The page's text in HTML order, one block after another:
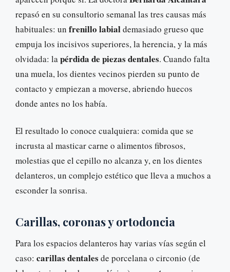
repasó en su consultorio semanal las tres causas más
habituales: un frenillo labialdemasiado grueso que
empuja los incisivos superiores, la herencia, y la más
olvidada: lapérdida de piezas dentales. Cuando falta
una muela, los dientes vecinos pierden su punto de
contacto y empiezan a moverse, abriendo huecos
donde antes no los había.
El resultado lo conoce cualquiera: comida que se
incrusta al masticar carne o alimentos fibrosos,
molestias que el cepillo no alcanza y, en los dientes
delanteros, un complejo estético que lleva a muchos a
esconder la sonrisa.
Carillas, coronas y ortodoncia
Para los espacios delanteros hay varias vías según el
caso: carillas dentales de porcelana o circonio (de